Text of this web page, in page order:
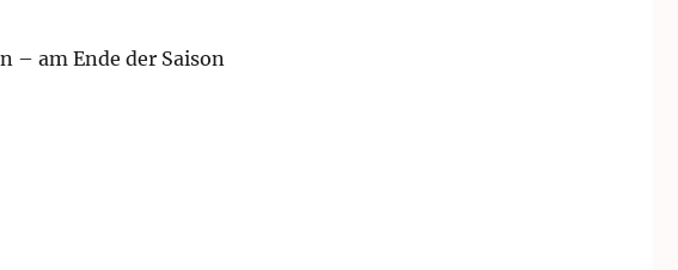
– am Ende der Saison